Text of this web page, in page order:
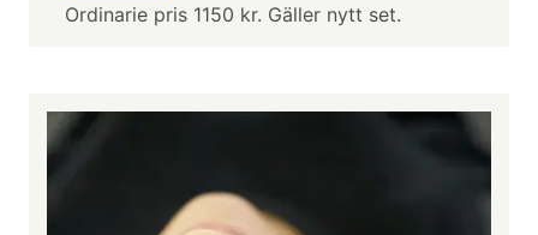
Ordinarie pris 1150 kr. Gäller nytt set.